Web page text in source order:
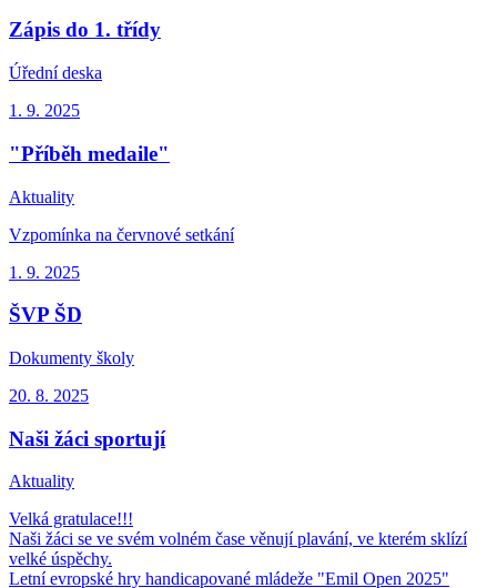
Zápis do 1. třídy
Úřední deska
1. 9. 2025
"Příběh medaile"
Aktuality
Vzpomínka na červnové setkání
1. 9. 2025
ŠVP ŠD
Dokumenty školy
20. 8. 2025
Naši žáci sportují
Aktuality
Velká gratulace!!!
Naši žáci se ve svém volném čase věnují plavání, ve kterém sklízí
velké úspěchy.
Letní evropské hry handicapované mládeže "Emil Open 2025"